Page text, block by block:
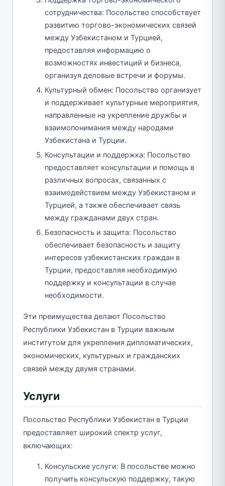
сотрудничества: Посольство способствует
развитию торгово-экономических связей
между Узбекистаном и Турцией,
предоставляя информацию о
возможностях инвестиций и бизнеса,
организуя деловые встречи и форумы.
Культурный обмен: Посольство организует
и поддерживает культурные мероприятия,
направленные на укрепление дружбы и
взаимопонимания между народами
Узбекистана и Турции.
Консультации и поддержка: Посольство
предоставляет консультации и помощь в
различных вопросах, связанных с
взаимодействием между Узбекистаном и
Турцией, а также обеспечивает связь
между гражданами двух стран.
Безопасность и защита: Посольство
обеспечивает безопасность и защиту
интересов узбекистанских граждан в
Турции, предоставляя необходимую
поддержку и консультации в случае
необходимости.
Эти преимущества делают Посольство
Республики Узбекистан в Турции важным
институтом для укрепления дипломатических,
экономических, культурных и гражданских
связей между двумя странами.
Услуги
Посольство Республики Узбекистан в Турции
предоставляет широкий спектр услуг,
включающих:
Консульские услуги: В посольстве можно
получить консульскую поддержку, такую